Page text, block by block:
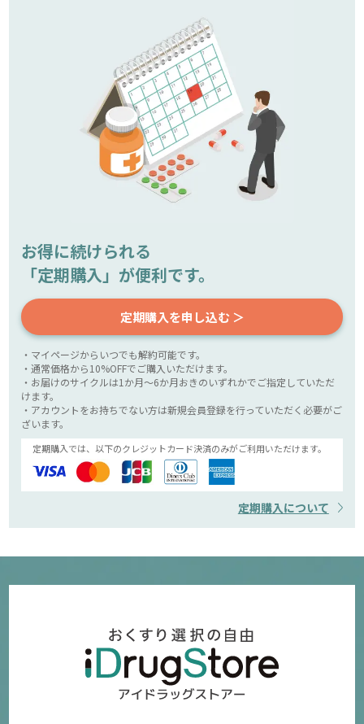
お得に続けられる
「定期購入」が便利です。
定期購入を申し込む ＞
・マイページからいつでも解約可能です。
・通常価格から10%OFFでご購入いただけます。
・お届けのサイクルは1か月～6か月おきのいずれかでご指定していただ
けます。
・アカウントをお持ちでない方は新規会員登録を行っていただく必要がご
ざいます。
定期購入では、以下のクレジットカード決済のみがご利用いただけます。
定期購入について